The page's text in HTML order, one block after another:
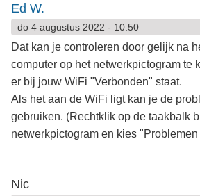
Ed W.
do 4 augustus 2022 - 10:50
Dat kan je controleren door gelijk na
computer op het netwerkpictogram te
er bij jouw WiFi "Verbonden" staat.
Als het aan de WiFi ligt kan je de
gebruiken. (Rechtklik op de taakbalk
netwerkpictogram en kies
Nic